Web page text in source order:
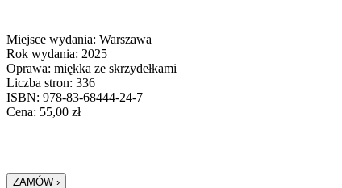
Miejsce wydania: Warszawa
Rok wydania: 2025
Oprawa: miękka ze skrzydełkami
Liczba stron: 336
ISBN: 978-83-68444-24-7
Cena: 55,00 zł